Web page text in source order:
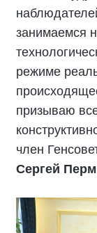
занимаемся
режиме
призываю
член
Сергей